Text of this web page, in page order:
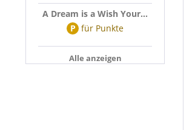
A Dream is a Wish Your...
P für Punkte
Alle anzeigen